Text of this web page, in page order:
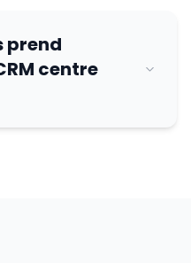
prend
centre